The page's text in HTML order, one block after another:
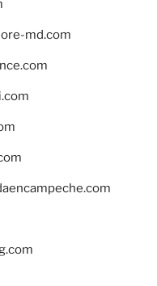
md.com